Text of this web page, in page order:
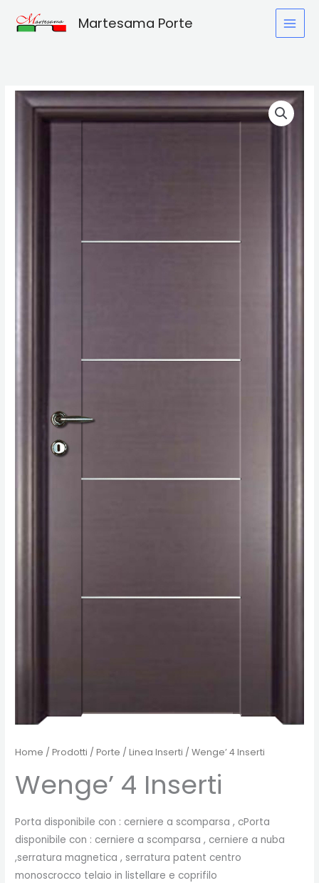
Martesama Porte
Home /Prodotti /Porte /Linea Inserti / Wenge’ 4 Inserti
Wenge’ 4 Inserti
Porta disponibile con : cerniere a scomparsa , cPorta
disponibile con : cerniere a scomparsa , cerniere a nuba
,serratura magnetica , serratura patent centro
monoscrocco telaio in listellare e coprifilo